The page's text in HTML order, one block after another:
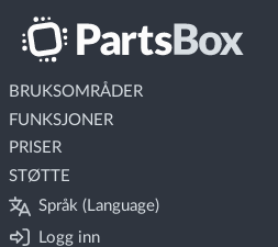
BRUKSOMRÅDER
FUNKSJONER
PRISER
STØTTE
Språk (Language)
Logg inn